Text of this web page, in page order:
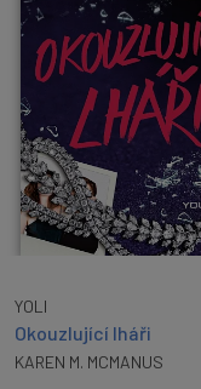
YOLI
Okouzlující lháři
KAREN M. MCMANUS